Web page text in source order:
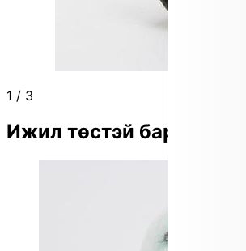
1 / 3
Ижил төстэй бараа